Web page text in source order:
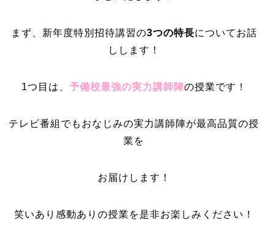
まず、新年度特別招待講習の3つの特長についてお話
しします！
1つ目は、 予備校最強の実力講師陣の授業です！
テレビ番組でもおなじみの実力講師陣が最高品質の授
業を
お届けします！
笑いあり感動ありの授業を是非お楽しみください！